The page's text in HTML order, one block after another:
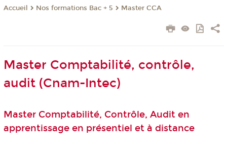
Accueil Nos formations Bac + 5 Master CCA
Master Comptabilité, contrôle,
audit (Cnam-Intec)
Master Comptabilité, Contrôle, Audit en
apprentissage en présentiel et à distance